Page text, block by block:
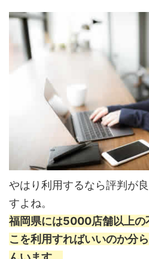
やはり利用するなら評判が
すよね。
福岡県には5000店舗以上の
こを利用すればいいのか分